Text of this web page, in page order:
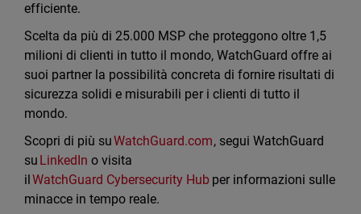
efficiente.
Scelta da più di 25.000 MSP che proteggono oltre 1,5
milioni di clienti in tutto il mondo, WatchGuard offre ai
suoi partner la possibilità concreta di fornire risultati di
sicurezza solidi e misurabili per i clienti di tutto il
mondo.
Scopri di più suWatchGuard.com, segui WatchGuard
su LinkedIn o visita
ilWatchGuard Cybersecurity Hub per informazioni sulle
minacce in tempo reale.